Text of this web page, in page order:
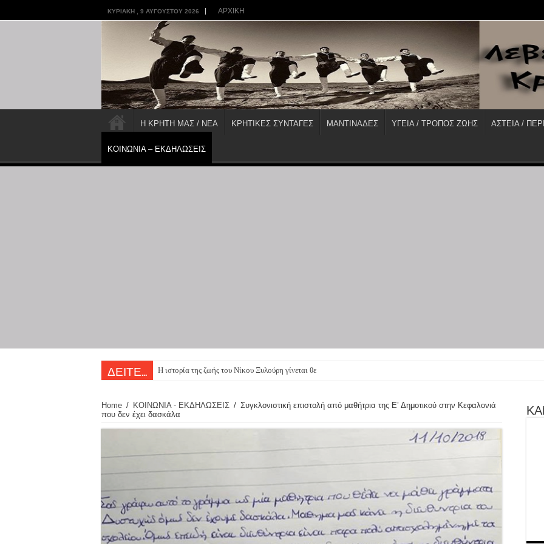
ΚΥΡΙΑΚΉ , 9 ΑΥΓΟΎΣΤΟΥ 2026 ΑΡΧΙΚΗ
Η ΚΡΗΤΗ ΜΑΣ / ΝΕΑ ΚΡΗΤΙΚΕΣ ΣΥΝΤΑΓΕΣ ΜΑΝΤΙΝΑΔΕΣ ΥΓΕΙΑ / ΤΡΟΠΟΣ ΖΩΗΣ ΑΣΤΕΙΑ /
ΚΟΙΝΩΝΙΑ – ΕΚΔΗΛΩΣΕΙΣ
ΔΕΙΤΕ... Η ιστορία της ζωής του Νίκου Ξυλούρη γίνεται θεατρική παράστ
Home / ΚΟΙΝΩΝΙΑ - ΕΚΔΗΛΩΣΕΙΣ / Συγκλονιστική επιστολή από μαθήτρια της Ε’ Δημοτικού στην Κεφαλονιά
που δεν έχει δασκάλα